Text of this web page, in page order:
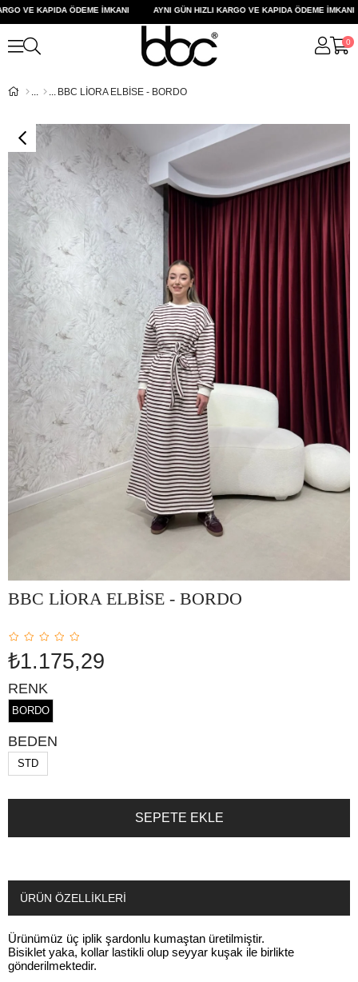
VE KAPIDA ÖDEME İMKANI AYNI GÜN HIZLI KARGO VE KAPIDA ÖDEME İMKANI
0
BBC LİORA ELBİSE - BORDO
BBC LİORA ELBİSE - BORDO
₺1.175,29
RENK
BORDO
BEDEN
STD
ÜRÜN ÖZELLIKLERI
Ürünümüz üç iplik şardonlu kumaştan üretilmiştir.
Bisiklet yaka, kollar lastikli olup seyyar kuşak ile birlikte
gönderilmektedir.